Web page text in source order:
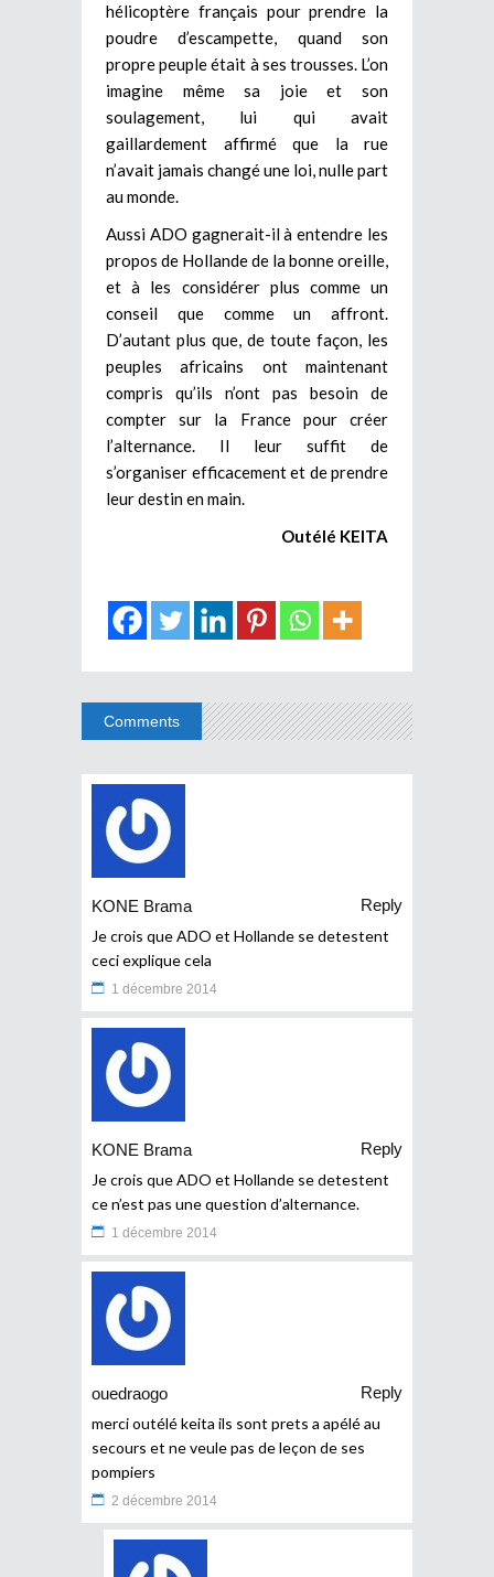
hélicoptère français pour prendre la
poudre d’escampette, quand son
propre peuple était à ses trousses. L’on
imagine même sa joie et son
soulagement, lui qui avait
gaillardement affirmé que la rue
n’avait jamais changé une loi, nulle part
au monde.
Aussi ADO gagnerait-il à entendre les
propos de Hollande de la bonne oreille,
et à les considérer plus comme un
conseil que comme un affront.
D’autant plus que, de toute façon, les
peuples africains ont maintenant
compris qu’ils n’ont pas besoin de
compter sur la France pour créer
l’alternance. Il leur suffit de
s’organiser efficacement et de prendre
leur destin en main.
Outélé KEITA
Comments
KONE Brama
Reply
Je crois que ADO et Hollande se detestent
ceci explique cela
1 décembre 2014
KONE Brama
Reply
Je crois que ADO et Hollande se detestent
ce n’est pas une question d’alternance.
1 décembre 2014
ouedraogo
Reply
merci outélé keita ils sont prets a apélé au
secours et ne veule pas de leçon de ses
pompiers
2 décembre 2014